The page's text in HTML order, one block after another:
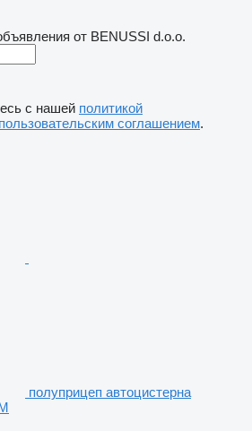
от BENUSSI d.o.o.
с нашей политикой
пользовательским соглашением.
полуприцеп автоцистерна